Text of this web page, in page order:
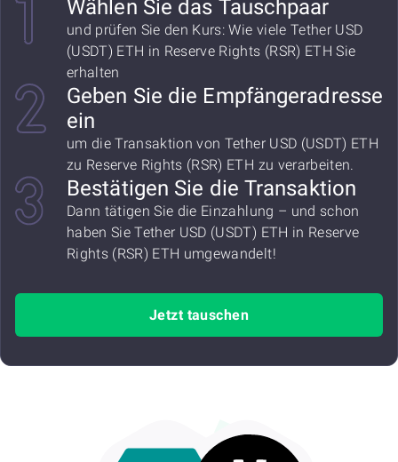
Wählen Sie das Tauschpaar
und prüfen Sie den Kurs: Wie viele Tether USD
(USDT) ETH in Reserve Rights (RSR) ETH Sie
erhalten
Geben Sie die Empfängeradresse
ein
um die Transaktion von Tether USD (USDT) ETH
zu Reserve Rights (RSR) ETH zu verarbeiten.
Bestätigen Sie die Transaktion
Dann tätigen Sie die Einzahlung – und schon
haben Sie Tether USD (USDT) ETH in Reserve
Rights (RSR) ETH umgewandelt!
Jetzt tauschen